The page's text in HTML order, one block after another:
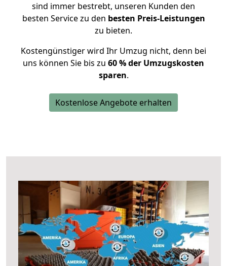
sind immer bestrebt, unseren Kunden den
besten Service zu den besten Preis-Leistungen
zu bieten.
Kostengünstiger wird Ihr Umzug nicht, denn bei
uns können Sie bis zu 60 % der Umzugskosten
sparen.
Kostenlose Angebote erhalten